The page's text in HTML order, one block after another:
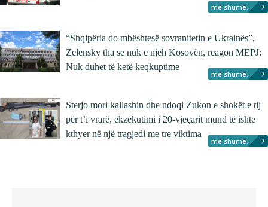
më shumë...
“Shqipëria do mbështesë sovranitetin e Ukrainës”,
Zelensky tha se nuk e njeh Kosovën, reagon MEPJ:
Nuk duhet të ketë keqkuptime
më shumë...
Sterjo mori kallashin dhe ndoqi Zukon e shokët e tij
për t’i vrarë, ekzekutimi i 20-vjeçarit mund të ishte
kthyer në një tragjedi me tre viktima
më shumë...